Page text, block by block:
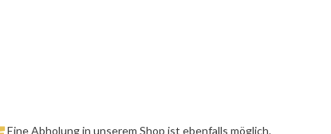
Eine Abholung in unserem Shop ist ebenfalls möglich.